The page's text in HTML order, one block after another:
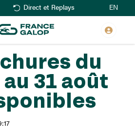
Aller
au
contenu
principal
Direct et Replays EN
du
31 août